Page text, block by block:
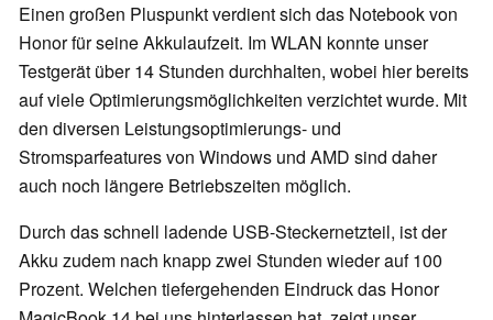
Einen großen Pluspunkt verdient sich das Notebook von
Honor für seine Akkulaufzeit. Im WLAN konnte unser
Testgerät über 14 Stunden durchhalten, wobei hier bereits
auf viele Optimierungsmöglichkeiten verzichtet wurde. Mit
den diversen Leistungsoptimierungs- und
Stromsparfeatures von Windows und AMD sind daher
auch noch längere Betriebszeiten möglich.
Durch das schnell ladende USB-Steckernetzteil, ist der
Akku zudem nach knapp zwei Stunden wieder auf 100
Prozent. Welchen tiefergehenden Eindruck das Honor